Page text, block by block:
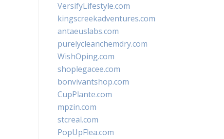
VersifyLifestyle.com
kingscreekadventures.com
antaeuslabs.com
purelycleanchemdry.com
WishOping.com
shoplegacee.com
bonvivantshop.com
CupPlante.com
mpzin.com
stcreal.com
PopUpFlea.com